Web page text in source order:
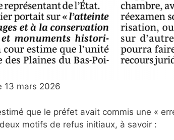
13 mars 2026
que le préfet avait commis une «
motifs de refus initiaux, à savoir :